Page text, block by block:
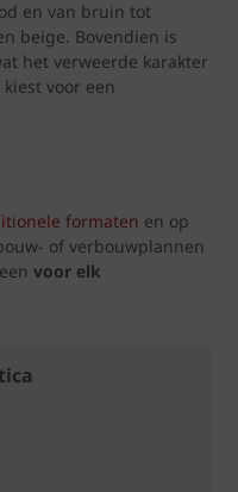
en van bruin tot
beige. Bovendien is
het verweerde karakter
voor een
formaten en op
of verbouwplannen
voor elk